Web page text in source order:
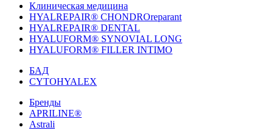
Клиническая медицина
HYALREPAIR® CHONDROreparant
HYALREPAIR® DENTAL
HYALUFORM® SYNOVIAL LONG
HYALUFORM® FILLER INTIMO
БАД
CYTOHYALEX
Бренды
APRILINE®
Astrali